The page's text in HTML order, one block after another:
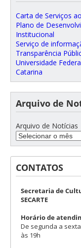
Carta de Serviços
Plano de
Institucional
Serviço de
Transparência
Universidade
Catarina
Arquivo de
Arquivo de Notícias
CONTATOS
Secretaria de
SECARTE
Horário de
De segunda a
às 19h